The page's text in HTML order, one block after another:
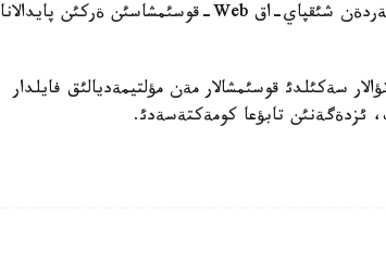
ةندئگئ جةردة قاجئلار مةن كةلگةن ادامدار اتالعان مةشئتتةردةن شئقپاي-اق Web-قوسئمشاسئن ةركئن پايدالانا
سةكئلدئ قوسئمشالار مةن مؤلتيمةديالئق فايلدار
ئزدةگةنئن تابؤعا كومةكتةسةدئ.